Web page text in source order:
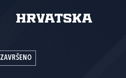
Hrvatska
ZAVRŠENO